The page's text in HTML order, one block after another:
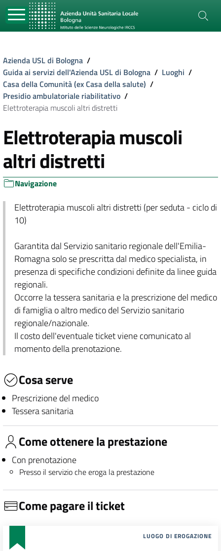
Azienda USL di Bologna /
Guida ai servizi dell'Azienda USL di Bologna / Luoghi /
Casa della Comunità (ex Casa della salute) /
Presidio ambulatoriale riabilitativo /
Elettroterapia muscoli altri distretti
Elettroterapia muscoli
altri distretti
Navigazione
Elettroterapia muscoli altri distretti (per seduta - ciclo di
10)
Garantita dal Servizio sanitario regionale dell'Emilia-
Romagna solo se prescritta dal medico specialista, in
presenza di specifiche condizioni definite da linee guida
regionali.
Occorre la tessera sanitaria e la prescrizione del medico
di famiglia o altro medico del Servizio sanitario
regionale/nazionale.
Il costo dell'eventuale ticket viene comunicato al
momento della prenotazione.
Cosa serve
Prescrizione del medico
Tessera sanitaria
Come ottenere la prestazione
Con prenotazione
Presso il servizio che eroga la prestazione
Come pagare il ticket
LUOGO DI EROGAZIONE